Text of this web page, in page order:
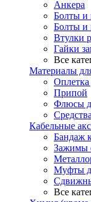
Анкера
Болты и
Болты и
Втулки
Гайки
Все
Материалы
Припой
Флюсы
Кабельные
Бандаж
Зажимы
Муфты
Все